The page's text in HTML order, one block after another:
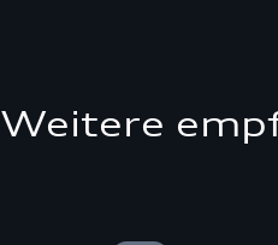
Weitere